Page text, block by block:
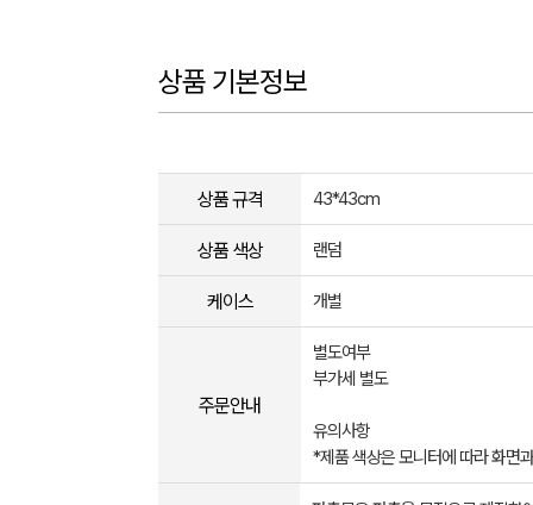
상품 기본정보
상품 규격 43*43cm
상품 색상 랜덤
케이스 개별
주문안내
별도여부
부가세 별도
유의사항
*제품 색상은 모니터에 따라 화면